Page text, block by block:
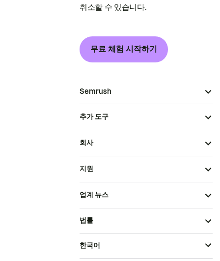
취소할 수 있습니다.
무료 체험 시작하기
Semrush
추가 도구
회사
지원
업계 뉴스
법률
한국어